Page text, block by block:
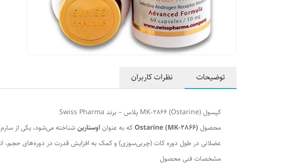
توضیحات نظرات کاربران
کپسول MK-2866 (Ostarine) پلاس – برند Swiss Pharma
محصول Ostarine (MK-2866) که به عنواناوستارین
عضلانی در طول دوره کات (چربی‌سوزی) و کمک به افزایش قدرت در دوره‌های حجم،
مشخصات فنی محصول